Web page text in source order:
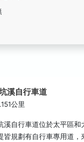
溪自行車道
公里
溪自行車道位於太平區和
皆規劃有自行車專用道，